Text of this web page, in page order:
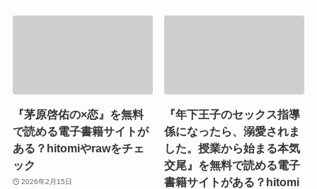
『茅原啓佑の×恋』を無料
で読める電子書籍サイトが
ある？hitomiやrawをチェ
ック
2026年2月15日
『年下王子のセックス指導
係になったら、溺愛されま
した。授業から始まる本気
交尾』を無料で読める電子
書籍サイトがある？hitomi